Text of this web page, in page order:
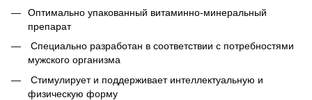
Оптимально упакованный витаминно-минеральный
препарат
Специально разработан в соответствии с потребностями
мужского организма
Стимулирует и поддерживает интеллектуальную и
физическую форму